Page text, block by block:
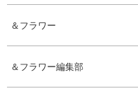
＆フラワー
＆フラワー編集部